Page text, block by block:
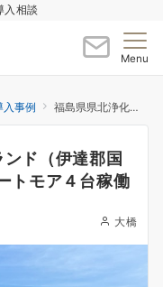
入相談
Menu
入事例 福島県県北浄化センターグランド（伊達郡国見町）/ロボット芝刈り機オートモア４台稼働
ド（伊達郡国
トモア４台稼働
大橋